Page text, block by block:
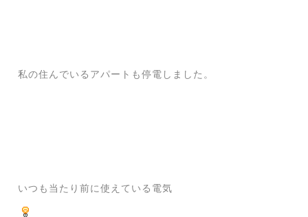
私の住んでいるアパートも停電しました。
いつも当たり前に使えている電気